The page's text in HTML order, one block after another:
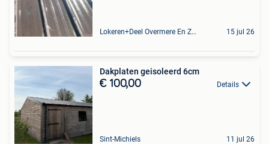
Lokeren+Deel Overmere En Zele 15 jul 26
Dakplaten geisoleerd 6cm
€ 100,00 Details
Sint-Michiels 11 jul 26